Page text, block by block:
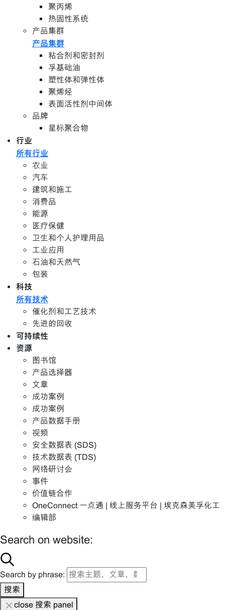
聚丙烯
热固性系统
产品集群
产品集群
粘合剂和密封剂
孚基础油
塑性体和弹性体
聚烯烃
表面活性剂中间体
品牌
星标聚合物
行业
所有行业
农业
汽车
建筑和施工
消费品
能源
医疗保健
卫生和个人护理用品
工业应用
石油和天然气
包装
科技
所有技术
催化剂和工艺技术
先进的回收
可持续性
资源
图书馆
产品选择器
文章
成功案例
成功案例
产品数据手册
视频
安全数据表 (SDS)
技术数据表 (TDS)
网络研讨会
事件
价值链合作
OneConnect 一点通 | 线上服务平台 | 埃克森美孚化工
编辑部
Search on website:
Search by phrase:
搜索
close 搜索 panel